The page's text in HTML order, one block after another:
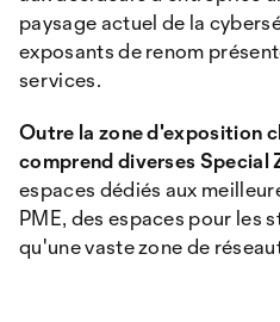
paysage actuel de la
exposants de renom
services.
Outre la zone d'exposition
comprend diverses Special
espaces dédiés aux
PME, des espaces pour les
qu'une vaste zone de